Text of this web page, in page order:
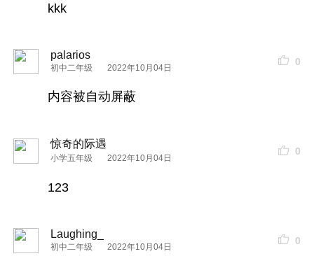
kkk
palarios
初中二年级 2022年10月04日
0
内容被自动屏蔽
惊奇的际遇
小学五年级 2022年10月04日
0
123
Laughing_
初中二年级 2022年10月04日
0